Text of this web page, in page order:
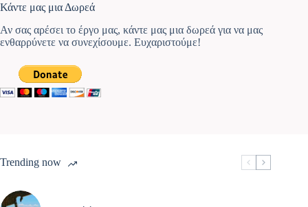
Κάντε μας μια Δωρεά
Αν σας αρέσει το έργο μας, κάντε μας μια δωρεά για να μας
ενθαρρύνετε να συνεχίσουμε. Ευχαριστούμε!
Trending now